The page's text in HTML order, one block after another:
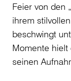
Feier von den
ihrem
beschwingt
Momente hielt
seinen